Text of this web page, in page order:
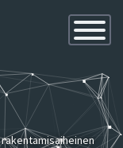
Toggle